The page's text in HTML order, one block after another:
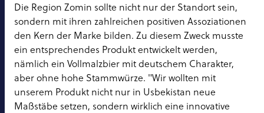
Die Region Zomin sollte nicht nur der Standort sein,
sondern mit ihren zahlreichen positiven Assoziationen
den Kern der Marke bilden. Zu diesem Zweck musste
ein entsprechendes Produkt entwickelt werden,
nämlich ein Vollmalzbier mit deutschem Charakter,
aber ohne hohe Stammwürze. "Wir wollten mit
unserem Produkt nicht nur in Usbekistan neue
Maßstäbe setzen, sondern wirklich eine innovative